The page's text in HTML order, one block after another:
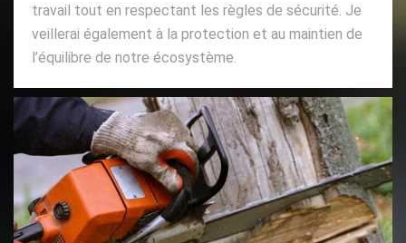
travail tout en respectant les règles de sécurité. Je
veillerai également à la protection et au maintien de
l’équilibre de notre écosystème.